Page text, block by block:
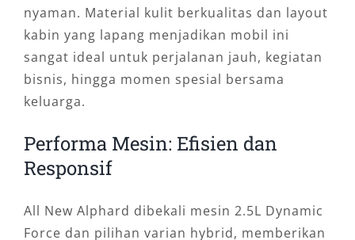
nyaman. Material kulit berkualitas dan layout
kabin yang lapang menjadikan mobil ini
sangat ideal untuk perjalanan jauh, kegiatan
bisnis, hingga momen spesial bersama
keluarga.
Performa Mesin: Efisien dan
Responsif
All New Alphard dibekali mesin 2.5L Dynamic
Force dan pilihan varian hybrid, memberikan